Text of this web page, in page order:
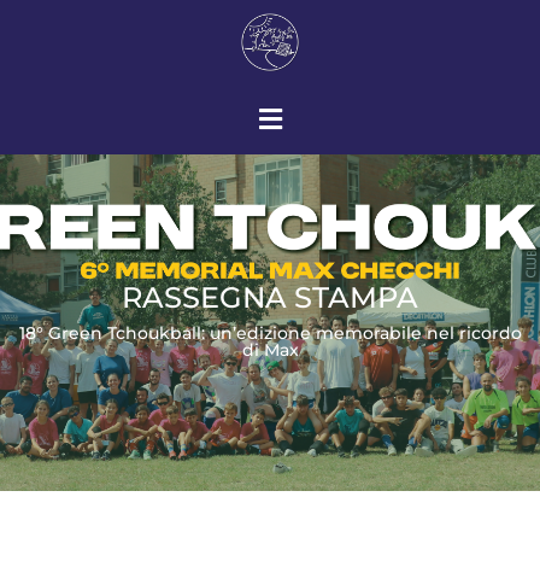
RASSEGNA STAMPA
18° Green Tchoukball: un’edizione memorabile nel ricordo
di Max